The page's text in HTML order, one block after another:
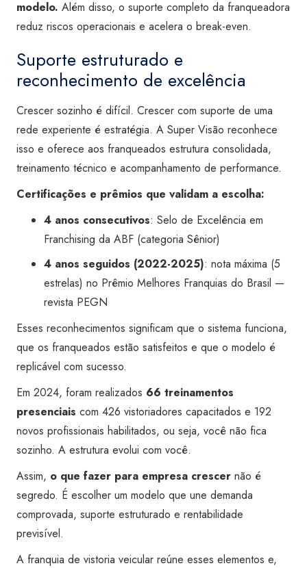
modelo. Além disso, o suporte completo da franqueadora
reduz riscos operacionais e acelera o break-even.
Suporte estruturado e
reconhecimento de excelência
Crescer sozinho é difícil. Crescer com suporte de uma
rede experiente é estratégia. A Super Visão reconhece
isso e oferece aos franqueados estrutura consolidada,
treinamento técnico e acompanhamento de performance.
Certificações e prêmios que validam a escolha:
4 anos consecutivos: Selo de Excelência em
Franchising da ABF (categoria Sênior)
4 anos seguidos (2022-2025): nota máxima (5
estrelas) no Prêmio Melhores Franquias do Brasil —
revista PEGN
Esses reconhecimentos significam que o sistema funciona,
que os franqueados estão satisfeitos e que o modelo é
replicável com sucesso.
Em 2024, foram realizados 66 treinamentos
presenciais com 426 vistoriadores capacitados e 192
novos profissionais habilitados, ou seja, você não fica
sozinho. A estrutura evolui com você.
Assim, o que fazer para empresa crescer não é
segredo. É escolher um modelo que une demanda
comprovada, suporte estruturado e rentabilidade
previsível.
A franquia de vistoria veicular reúne esses elementos e,